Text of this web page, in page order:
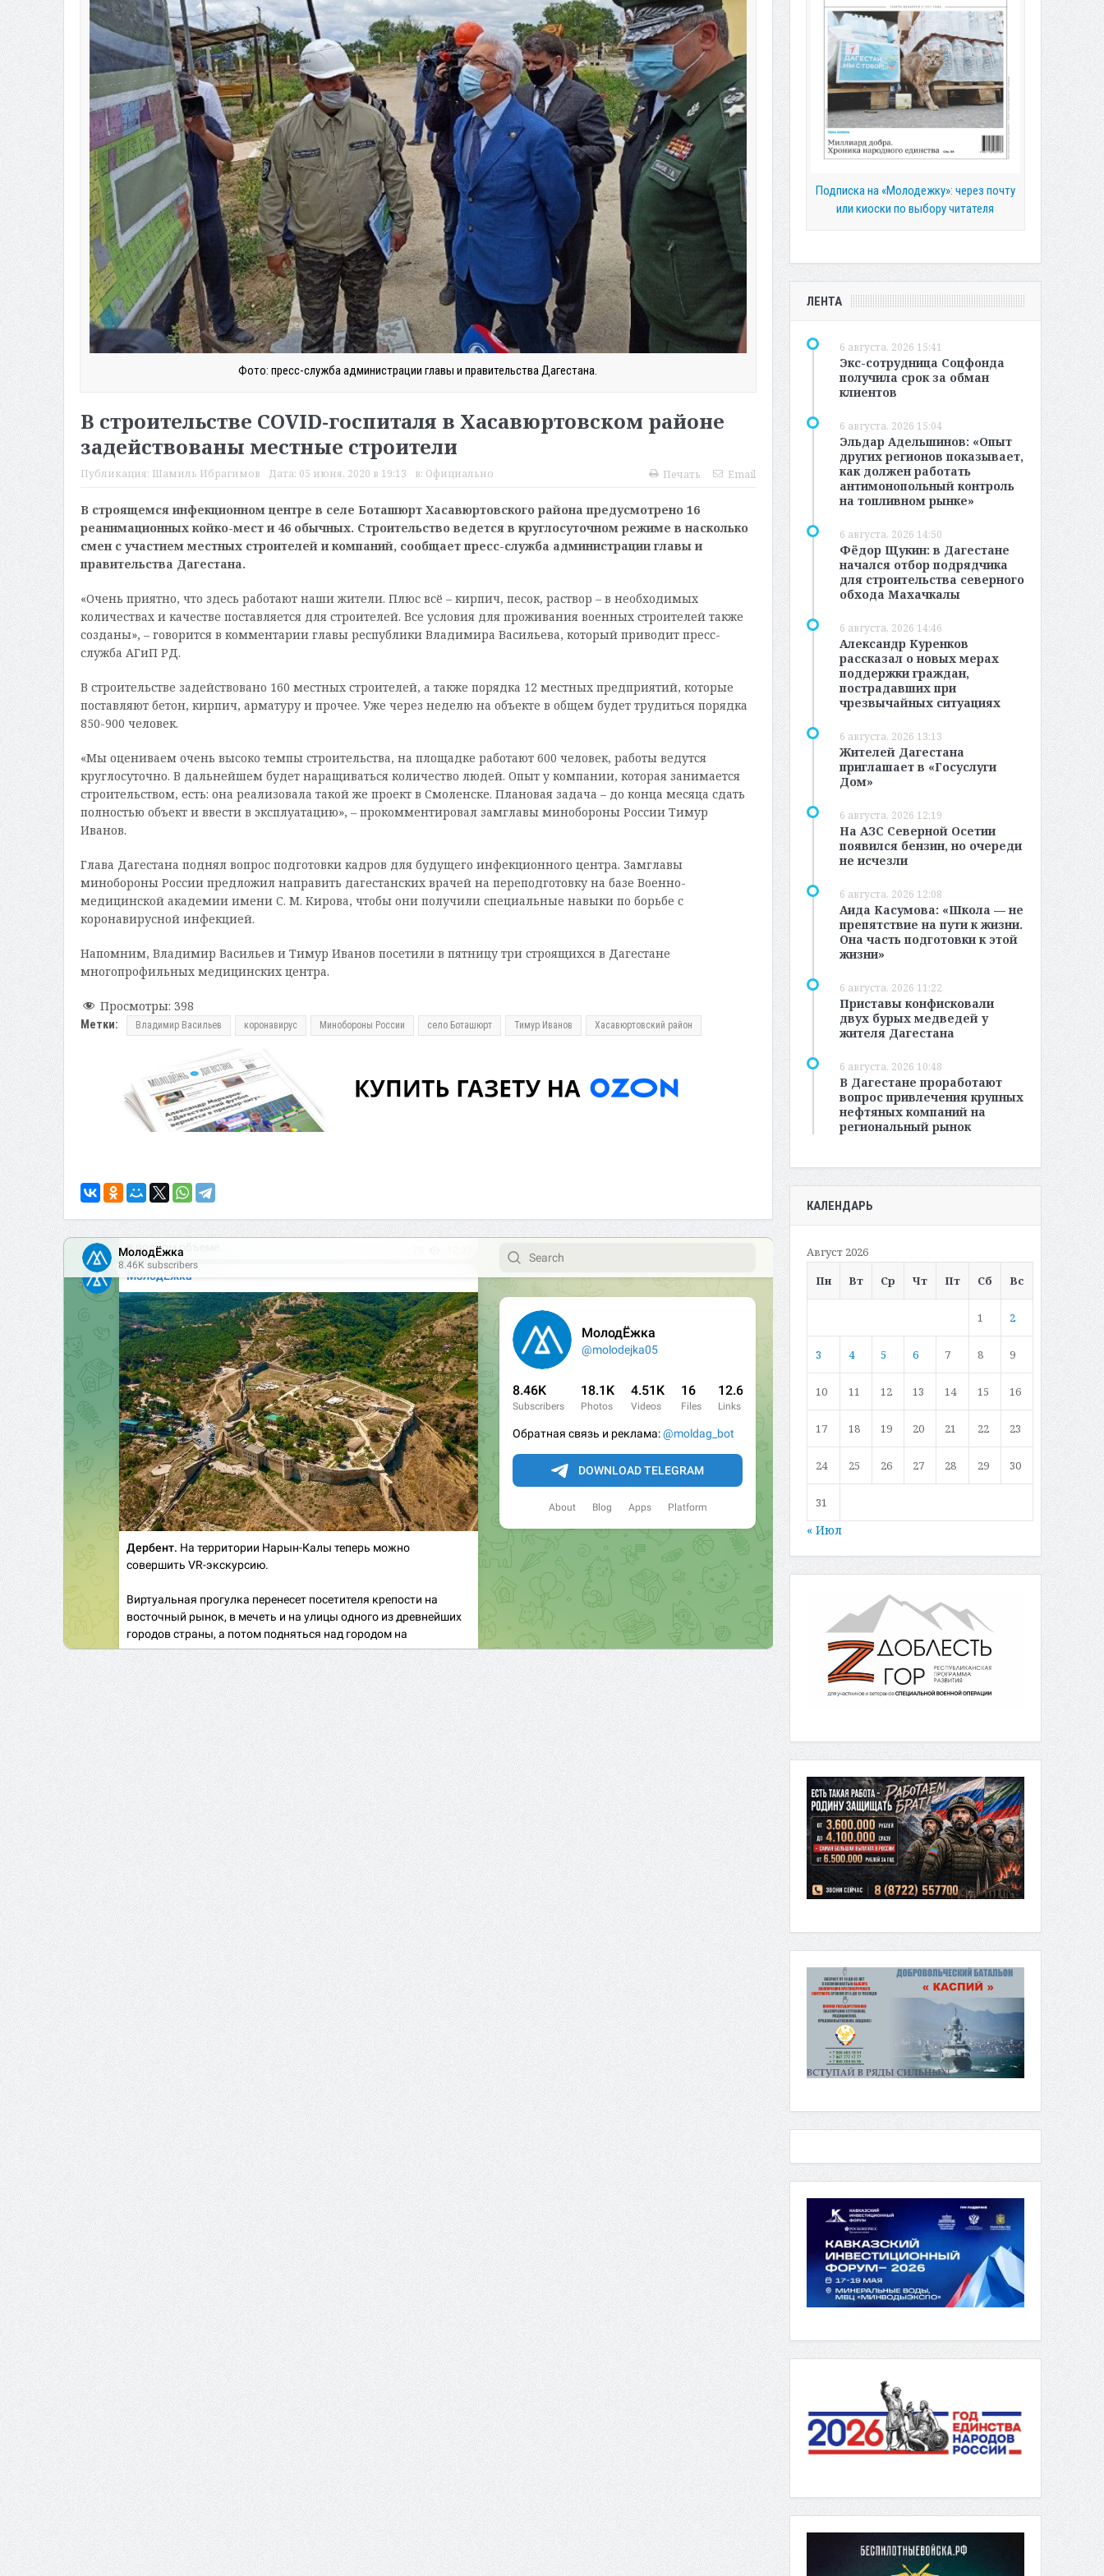
Фото: пресс-служба администрации главы и правительства Дагестана.
В строительстве COVID-госпиталя в Хасавюртовском районе
задействованы местные строители
Публикация: Шамиль Ибрагимов Дата: 05 июня, 2020 в 19:13 в: Официально Печать Email
В строящемся инфекционном центре в селе Боташюрт Хасавюртовского района предусмотрено 16
реанимационных койко-мест и 46 обычных. Строительство ведется в круглосуточном режиме в насколько
смен с участием местных строителей и компаний, сообщает пресс-служба администрации главы и
правительства Дагестана.
«Очень приятно, что здесь работают наши жители. Плюс всё – кирпич, песок, раствор – в необходимых
количествах и качестве поставляется для строителей. Все условия для проживания военных строителей также
созданы», – говорится в комментарии главы республики Владимира Васильева, который приводит пресс-
служба АГиП РД.
В строительстве задействовано 160 местных строителей, а также порядка 12 местных предприятий, которые
поставляют бетон, кирпич, арматуру и прочее. Уже через неделю на объекте в общем будет трудиться порядка
850-900 человек.
«Мы оцениваем очень высоко темпы строительства, на площадке работают 600 человек, работы ведутся
круглосуточно. В дальнейшем будет наращиваться количество людей. Опыт у компании, которая занимается
строительством, есть: она реализовала такой же проект в Смоленске. Плановая задача – до конца месяца сдать
полностью объект и ввести в эксплуатацию», – прокомментировал замглавы минобороны России Тимур
Иванов.
Глава Дагестана поднял вопрос подготовки кадров для будущего инфекционного центра. Замглавы
минобороны России предложил направить дагестанских врачей на переподготовку на базе Военно-
медицинской академии имени С. М. Кирова, чтобы они получили специальные навыки по борьбе с
коронавирусной инфекцией.
Напомним, Владимир Васильев и Тимур Иванов посетили в пятницу три строящихся в Дагестане
многопрофильных медицинских центра.
Просмотры: 398
Метки: Владимир Васильев коронавирус Минобороны России село Боташюрт Тимур Иванов Хасавюртовский район
Подписка на «Молодежку»: через почту
или киоски по выбору читателя
ЛЕНТА
6 августа, 2026 15:41
Экс-сотрудница Соцфонда
получила срок за обман
клиентов
6 августа, 2026 15:04
Эльдар Адельшинов: «Опыт
других регионов показывает,
как должен работать
антимонопольный контроль
на топливном рынке»
6 августа, 2026 14:50
Фёдор Щукин: в Дагестане
начался отбор подрядчика
для строительства северного
обхода Махачкалы
6 августа, 2026 14:46
Александр Куренков
рассказал о новых мерах
поддержки граждан,
пострадавших при
чрезвычайных ситуациях
6 августа, 2026 13:13
Жителей Дагестана
приглашает в «Госуслуги
Дом»
6 августа, 2026 12:19
На АЗС Северной Осетии
появился бензин, но очереди
не исчезли
6 августа, 2026 12:08
Аида Касумова: «Школа — не
препятствие на пути к жизни.
Она часть подготовки к этой
жизни»
6 августа, 2026 11:22
Приставы конфисковали
двух бурых медведей у
жителя Дагестана
6 августа, 2026 10:48
В Дагестане проработают
вопрос привлечения крупных
нефтяных компаний на
региональный рынок
КАЛЕНДАРЬ
Август 2026
Пн
Вт Ср Чт Пт Сб Вс
1 2
3 4 5 6 7 8 9
10 11 12 13 14 15 16
17 18 19 20 21 22 23
24 25 26 27 28 29 30
31
« Июл